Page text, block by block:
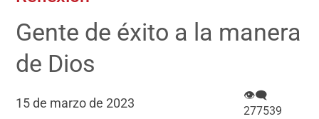
Gente de éxito a la manera
de Dios
15 de marzo de 2023
👁‍🗨
277539